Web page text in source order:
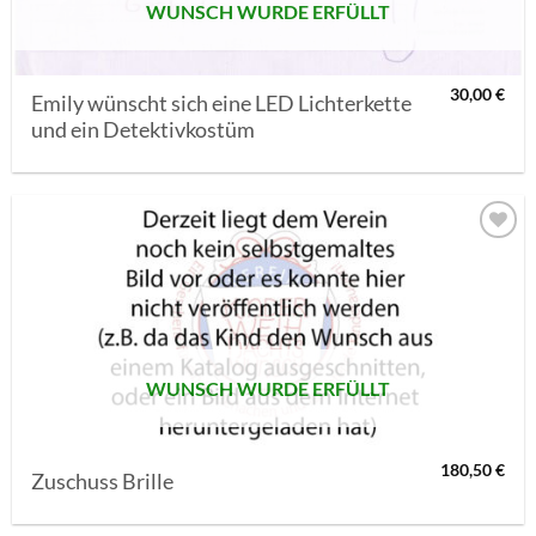
WUNSCH WURDE ERFÜLLT
Emily wünscht sich eine LED Lichterkette
und ein Detektivkostüm
30,00€
WUNSCH WURDE ERFÜLLT
Zuschuss Brille 180,50€